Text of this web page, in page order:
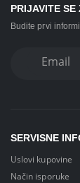
PRIJAVITE SE
Budite prvi
SERVISNE
Uslovi kupovine
Način isporuke